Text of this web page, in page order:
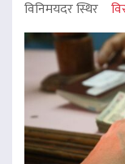
विनिमयदर स्थिर